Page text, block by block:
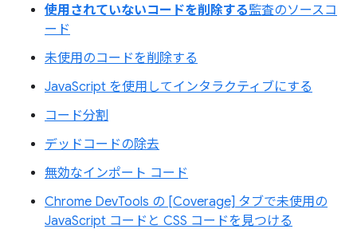
使用されていないコードを削除する監査のソースコ
ード
未使用のコードを削除する
JavaScript を使用してインタラクティブにする
コード分割
デッドコードの除去
無効なインポート コード
Chrome DevTools の [Coverage] タブで未使用の
JavaScript コードと CSS コードを見つける